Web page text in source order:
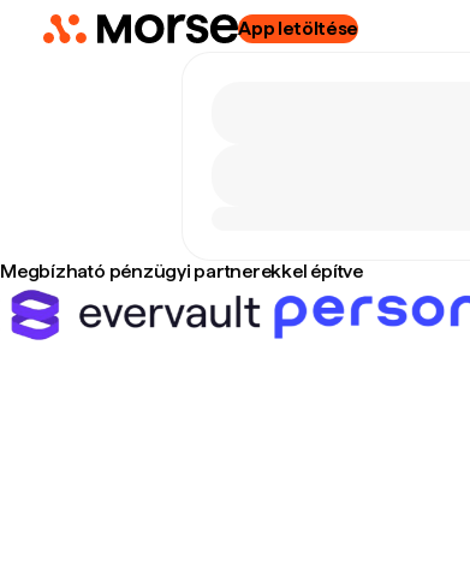
App letöltése
Megbízható pénzügyi partnerekkel építve